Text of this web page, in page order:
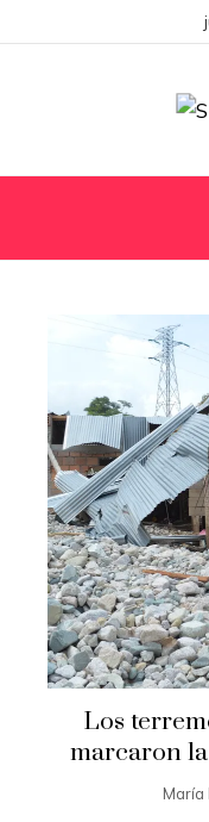
Los
marcaron
María